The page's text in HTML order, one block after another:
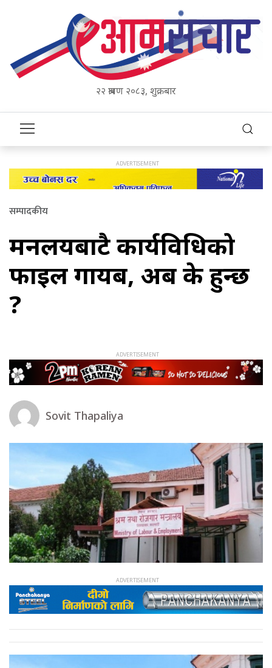
२२ श्रावण २०८३, शुक्रबार
सम्पादकीय
मन्त्रालयबाटै कार्यविधिको
फाइल गायब, अब के हुन्छ
?
Sovit Thapaliya